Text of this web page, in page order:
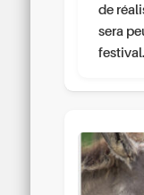
de
sera